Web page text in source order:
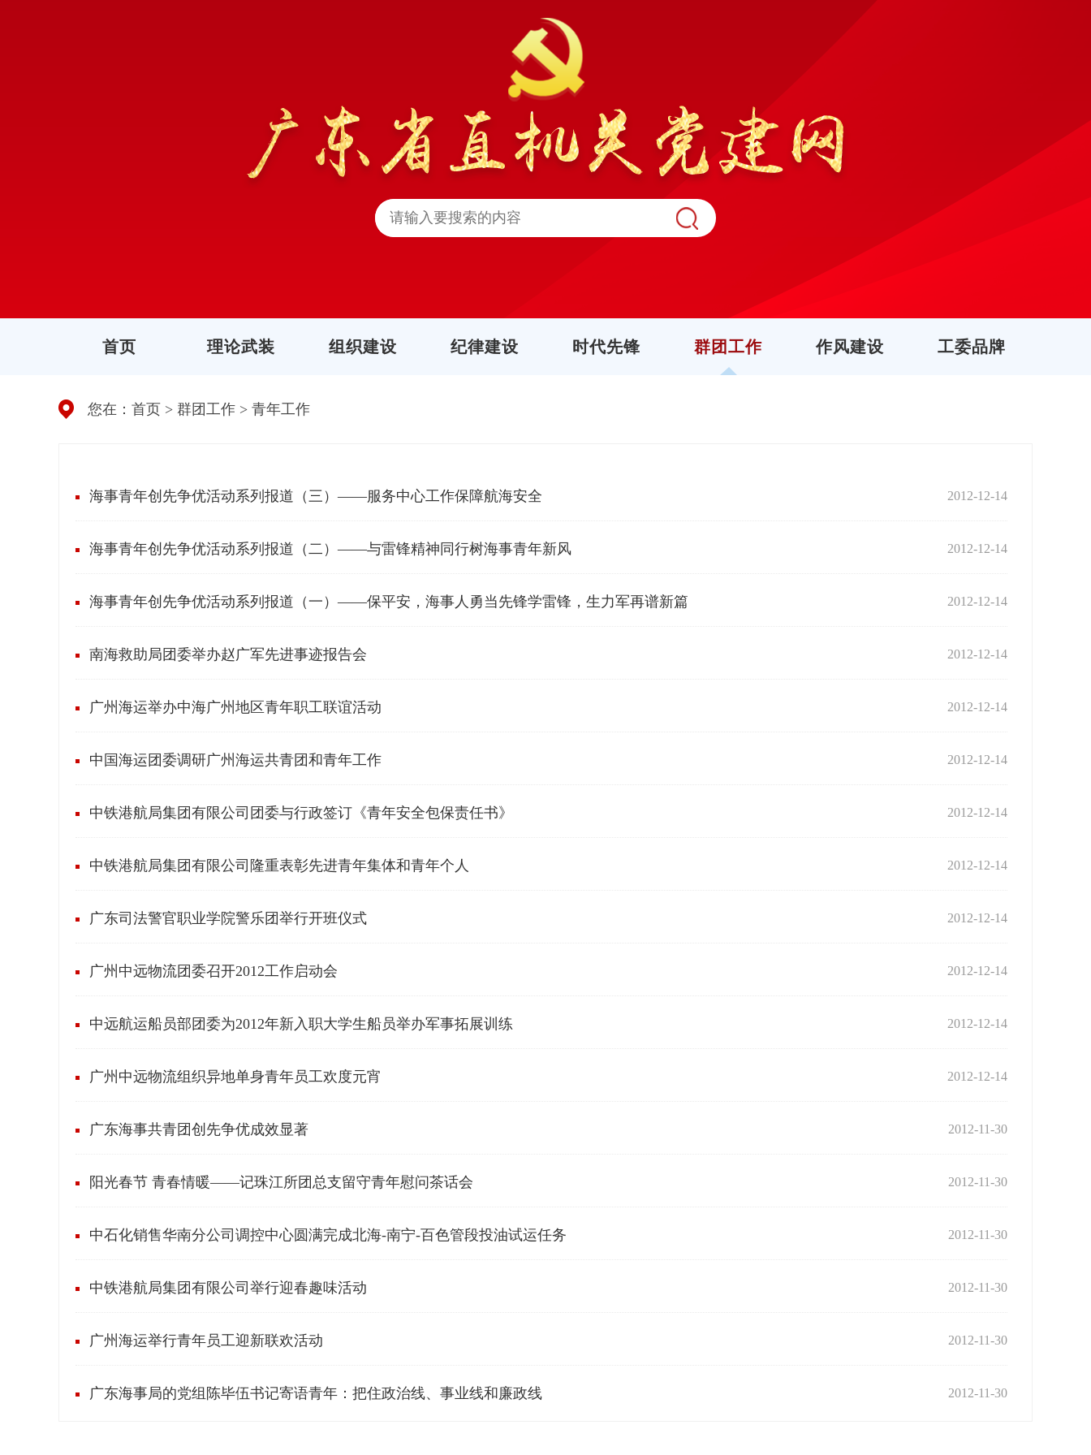
首页 理论武装 组织建设 纪律建设 时代先锋 群团工作 作风建设 工委品牌
您在： 首页 > 群团工作 > 青年工作
海事青年创先争优活动系列报道（三）——服务中心工作保障航海安全 2012-12-14
海事青年创先争优活动系列报道（二）——与雷锋精神同行树海事青年新风 2012-12-14
海事青年创先争优活动系列报道（一）——保平安，海事人勇当先锋学雷锋，生力军再谱新篇 2012-12-14
南海救助局团委举办赵广军先进事迹报告会 2012-12-14
广州海运举办中海广州地区青年职工联谊活动 2012-12-14
中国海运团委调研广州海运共青团和青年工作 2012-12-14
中铁港航局集团有限公司团委与行政签订《青年安全包保责任书》 2012-12-14
中铁港航局集团有限公司隆重表彰先进青年集体和青年个人 2012-12-14
广东司法警官职业学院警乐团举行开班仪式 2012-12-14
广州中远物流团委召开2012工作启动会 2012-12-14
中远航运船员部团委为2012年新入职大学生船员举办军事拓展训练 2012-12-14
广州中远物流组织异地单身青年员工欢度元宵 2012-12-14
广东海事共青团创先争优成效显著 2012-11-30
阳光春节 青春情暖——记珠江所团总支留守青年慰问茶话会 2012-11-30
中石化销售华南分公司调控中心圆满完成北海-南宁-百色管段投油试运任务 2012-11-30
中铁港航局集团有限公司举行迎春趣味活动 2012-11-30
广州海运举行青年员工迎新联欢活动 2012-11-30
广东海事局的党组陈毕伍书记寄语青年：把住政治线、事业线和廉政线 2012-11-30